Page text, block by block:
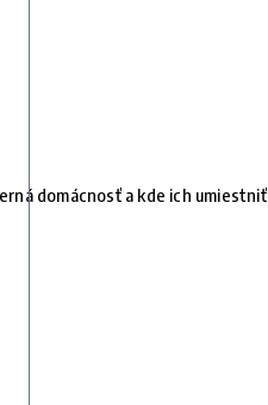
domácnosť a kde ich umiestniť